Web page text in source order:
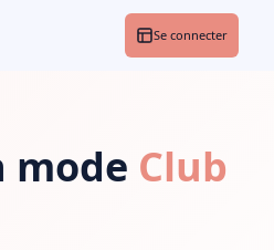
Se connecter
mode Club